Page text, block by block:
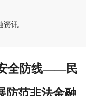
资讯
全防线——民
防范非法金融